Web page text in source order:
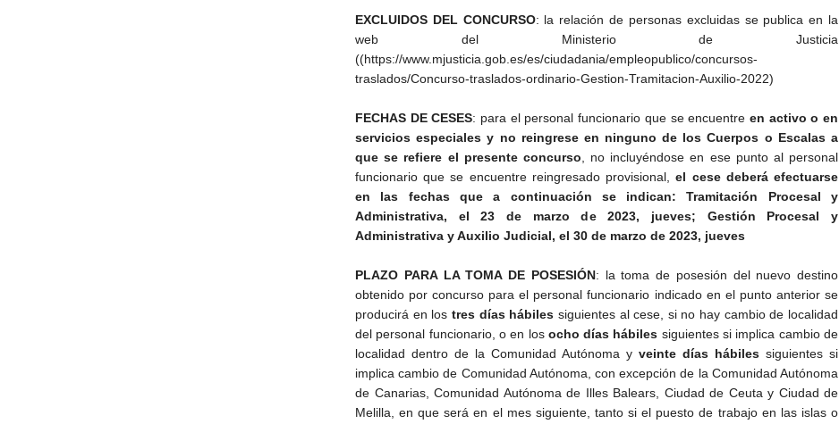
EXCLUIDOS DEL CONCURSO: la relación de personas excluidas se publica en la
web del Ministerio de Justicia
((https://www.mjusticia.gob.es/es/ciudadania/empleopublico/concursos-
traslados/Concurso-traslados-ordinario-Gestion-Tramitacion-Auxilio-2022)
FECHAS DE CESES: para el personal funcionario que se encuentre en activo o en
servicios especiales y no reingrese en ninguno de los Cuerpos o Escalas a
que se refiere el presente concurso, no incluyéndose en ese punto al personal
funcionario que se encuentre reingresado provisional,el cese deberá efectuarse
en las fechas que a continuación se indican: Tramitación Procesal y
Administrativa, el 23 de marzo de 2023, jueves; Gestión Procesal y
Administrativa y Auxilio Judicial, el 30 de marzo de 2023, jueves
PLAZO PARA LA TOMA DE POSESIÓN: la toma de posesión del nuevo destino
obtenido por concurso para el personal funcionario indicado en el punto anterior se
producirá en los tres días hábiles siguientes al cese, si no hay cambio de localidad
del personal funcionario, o en los ocho días hábiles siguientes si implica cambio de
localidad dentro de la Comunidad Autónoma y veinte días hábiles siguientes si
implica cambio de Comunidad Autónoma, con excepción de la Comunidad Autónoma
de Canarias, Comunidad Autónoma de Illes Balears, Ciudad de Ceuta y Ciudad de
Melilla, en que será en el mes siguiente, tanto si el puesto de trabajo en las islas o